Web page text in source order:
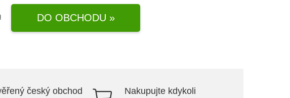
DO OBCHODU »
český obchod Nakupujte kdykoli